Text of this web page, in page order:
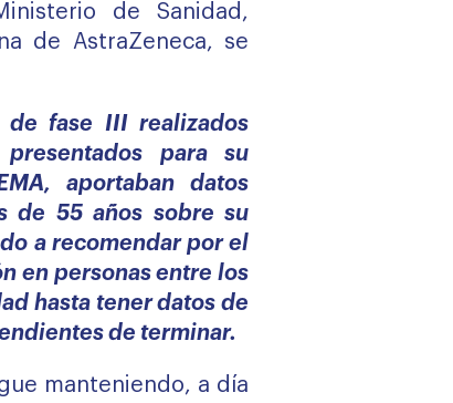
de Sanidad,
de AstraZeneca, se
de fase III realizados
para su
aportaban datos
de 55 años sobre su
a recomendar por el
en personas entre los
hasta tener datos de
de terminar.
manteniendo, a día